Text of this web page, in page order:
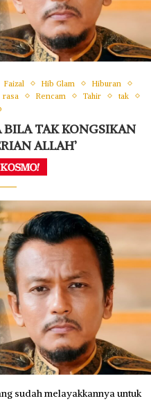
Faizal Hib Glam
Hiburan
rasa Rencam Tahir
tak
BILA TAK KONGSIKAN
ALLAH’
sudah melayakkannya untuk